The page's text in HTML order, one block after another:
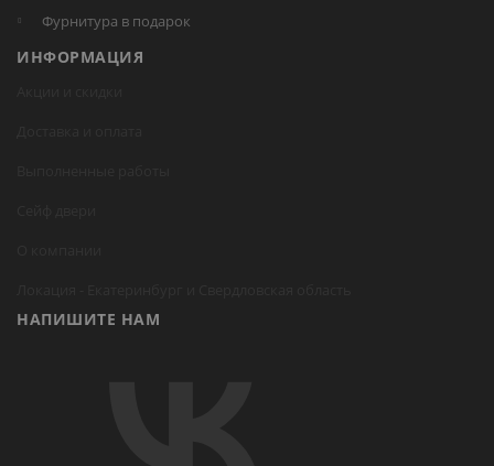
Фурнитура в подарок
ИНФОРМАЦИЯ
НАПИШИТЕ НАМ